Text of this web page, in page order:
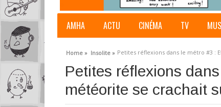
AMHA ACTU CINÉMA TV
Home » Insolite » Petites réflexions dans le métro #3 :
Petites réflexions
météorite se crachait